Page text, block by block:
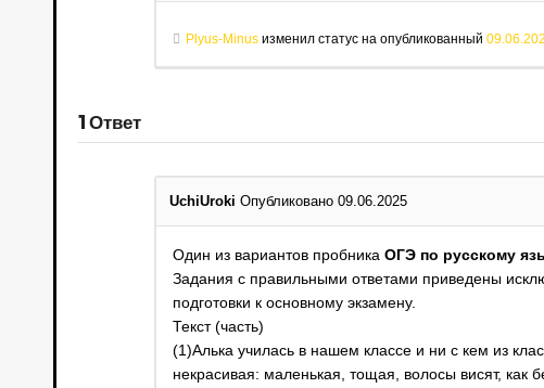
Plyus-Minus изменил статус на опубликованный
1Ответ
UchiUroki Опубликовано 09.06.2025
Один из вариантов пробника ОГЭ по русскому
Задания с правильными ответами приведены
подготовки к основному экзамену.
Текст (часть)
(1)Алька училась в нашем классе и ни с кем из
некрасивая: маленькая, тощая, волосы висят,